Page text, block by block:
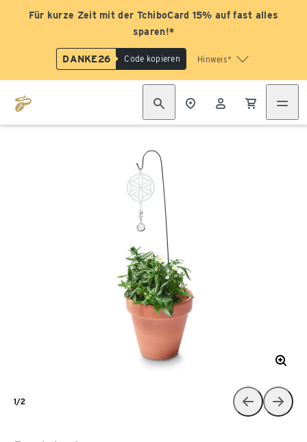
Für kurze Zeit mit der TchiboCard 15% auf fast alles
sparen!*
DANKE26 Code kopieren Hinweis*
1/2